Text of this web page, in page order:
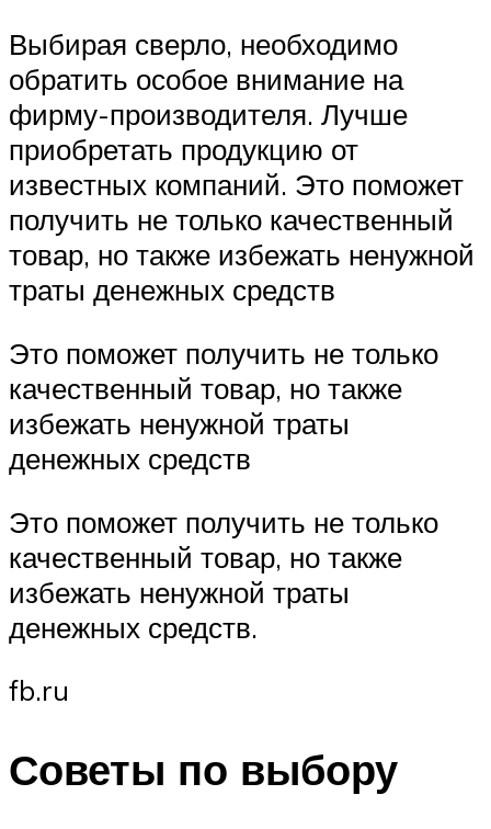
Выбирая сверло, необходимо
обратить особое внимание на
фирму-производителя. Лучше
приобретать продукцию от
известных компаний. Это поможет
получить не только качественный
товар, но также избежать ненужной
траты денежных средств
Это поможет получить не только
качественный товар, но также
избежать ненужной траты
денежных средств
Это поможет получить не только
качественный товар, но также
избежать ненужной траты
денежных средств.
fb.ru
Советы по выбору